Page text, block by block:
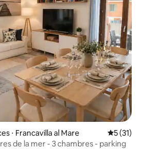
⋅ Francavilla al Mare
5 (31)
de la mer - 3 chambres - parking